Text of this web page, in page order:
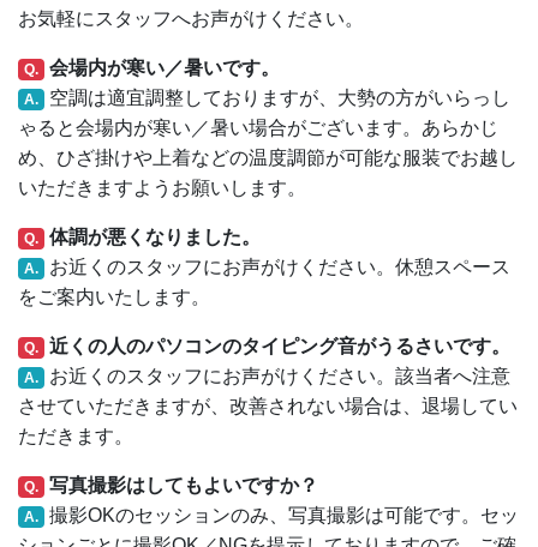
お気軽にスタッフへお声がけください。
Q. 会場内が寒い／暑いです。
A. 空調は適宜調整しておりますが、大勢の方がいらっし
ゃると会場内が寒い／暑い場合がございます。あらかじ
め、ひざ掛けや上着などの温度調節が可能な服装でお越し
いただきますようお願いします。
Q. 体調が悪くなりました。
A. お近くのスタッフにお声がけください。休憩スペース
をご案内いたします。
Q. 近くの人のパソコンのタイピング音がうるさいです。
A. お近くのスタッフにお声がけください。該当者へ注意
させていただきますが、改善されない場合は、退場してい
ただきます。
Q. 写真撮影はしてもよいですか？
A. 撮影OKのセッションのみ、写真撮影は可能です。セッ